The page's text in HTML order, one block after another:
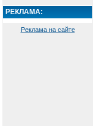
РЕКЛАМА:
Реклама на сайте